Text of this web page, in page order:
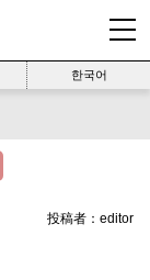
한국어
投稿者： editor